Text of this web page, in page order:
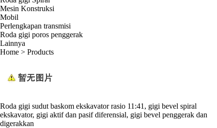
Mesin Konstruksi
Mobil
Perlengkapan transmisi
Roda gigi poros penggerak
Lainnya
Home > Products
Roda gigi sudut baskom ekskavator rasio 11:41, gigi bevel spiral
ekskavator, gigi aktif dan pasif diferensial, gigi bevel penggerak dan
digerakkan